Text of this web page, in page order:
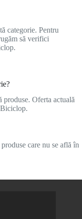
categorie. Pentru
să verifici
produse. Oferta actuală
care nu se află în